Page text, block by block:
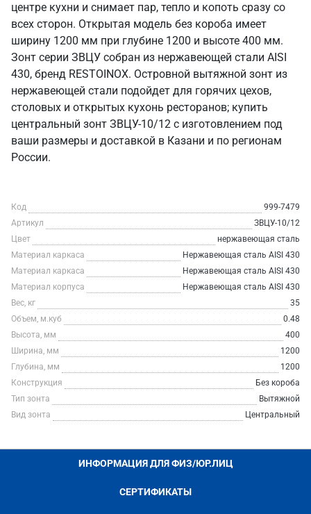
центре кухни и снимает пар, тепло и копоть сразу со
всех сторон. Открытая модель без короба имеет
ширину 1200 мм при глубине 1200 и высоте 400 мм.
Зонт серии ЗВЦУ собран из нержавеющей стали AISI
430, бренд RESTOINOX. Островной вытяжной зонт из
нержавеющей стали подойдет для горячих цехов,
столовых и открытых кухонь ресторанов; купить
центральный зонт ЗВЦУ-10/12 с изготовлением под
ваши размеры и доставкой в Казани и по регионам
России.
Код
999-7479
Артикул
ЗВЦУ-10/12
Цвет
нержавеющая сталь
Материал каркаса
Нержавеющая сталь AISI 430
Материал каркаса
Нержавеющая сталь AISI 430
Материал корпуса
Нержавеющая сталь AISI 430
Вес, кг
35
Объем, м.куб
0.48
Высота, мм
400
Ширина, мм
1200
Глубина, мм
1200
Конструкция
Без короба
Тип зонта
Вытяжной
Вид зонта
Центральный
ИНФОРМАЦИЯ ДЛЯ ФИЗ/ЮР.ЛИЦ
СЕРТИФИКАТЫ